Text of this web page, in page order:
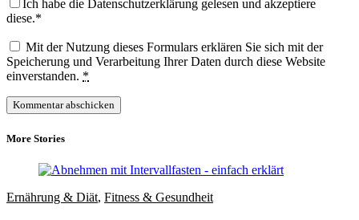
Ich habe die Datenschutzerklärung gelesen und akzeptiere
diese.*
Mit der Nutzung dieses Formulars erklären Sie sich mit der
Speicherung und Verarbeitung Ihrer Daten durch diese Website
einverstanden. *
More Stories
Ernährung & Diät, Fitness & Gesundheit